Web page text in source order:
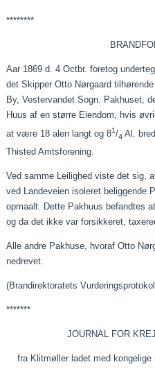
********
Aar 1869 d. 4Octbr. foretog
det Skipper Otto Nørgaard
By,Vestervandet Sogn. Pakhuset,
Huus af en større Eiendom , hvis
at være 18 alen langt og 81 /4 Al.
Thisted Amtsforening.
Ved samme Leilighed viste det sig,
ved Landeveien isoleret beliggende
opmaalt. Dette Pakhuus befandtes
og da det ikke varforsikkeret,
Alle andre Pakhuse, hvoraf Otto
nedrevet.
(Brandirektoratets
*******
JOURNAL FOR
fra Klitmøller ladet med